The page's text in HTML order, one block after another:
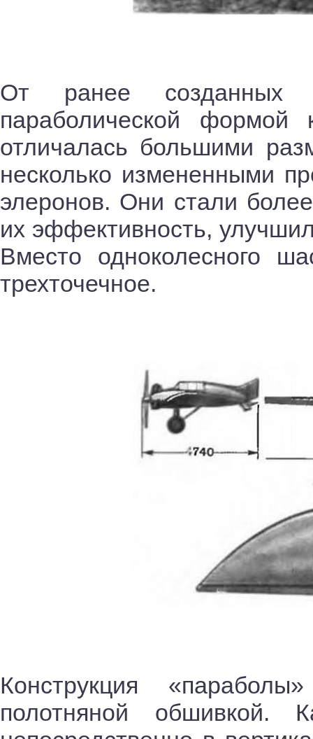
От ранее созданных
параболической
отличалась большими
несколько измененными
элеронов. Они стали
их эффективность,
Вместо одноколесного
трехточечное.
Конструкция
полотняной обшивкой.